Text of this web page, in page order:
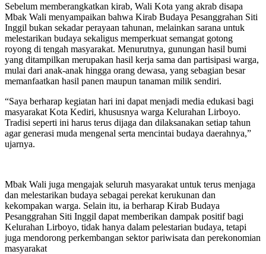
Sebelum memberangkatkan kirab, Wali Kota yang akrab disapa
Mbak Wali menyampaikan bahwa Kirab Budaya Pesanggrahan Siti
Inggil bukan sekadar perayaan tahunan, melainkan sarana untuk
melestarikan budaya sekaligus memperkuat semangat gotong
royong di tengah masyarakat. Menurutnya, gunungan hasil bumi
yang ditampilkan merupakan hasil kerja sama dan partisipasi warga,
mulai dari anak-anak hingga orang dewasa, yang sebagian besar
memanfaatkan hasil panen maupun tanaman milik sendiri.
“Saya berharap kegiatan hari ini dapat menjadi media edukasi bagi
masyarakat Kota Kediri, khususnya warga Kelurahan Lirboyo.
Tradisi seperti ini harus terus dijaga dan dilaksanakan setiap tahun
agar generasi muda mengenal serta mencintai budaya daerahnya,”
ujarnya.
Mbak Wali juga mengajak seluruh masyarakat untuk terus menjaga
dan melestarikan budaya sebagai perekat kerukunan dan
kekompakan warga. Selain itu, ia berharap Kirab Budaya
Pesanggrahan Siti Inggil dapat memberikan dampak positif bagi
Kelurahan Lirboyo, tidak hanya dalam pelestarian budaya, tetapi
juga mendorong perkembangan sektor pariwisata dan perekonomian
masyarakat